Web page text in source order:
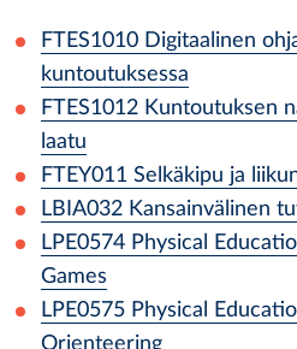
FTES1010 Digitaalinen
kuntoutuksessa
FTES1012 Kuntoutuksen
laatu
FTEY011 Selkäkipu ja
LBIA032 Kansainvälinen
LPE0574 Physical
Games
LPE0575 Physical
Orienteering